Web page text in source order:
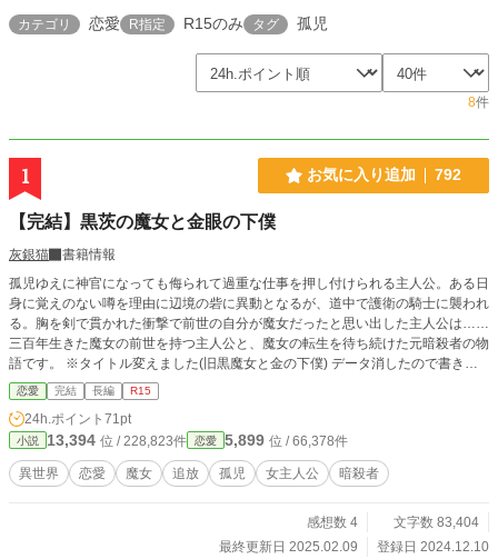
カテゴリ 恋愛 R指定 R15のみ タグ 孤児
8件
1 お気に入り追加 792
【完結】黒茨の魔女と金眼の下僕
灰銀猫
書籍情報
孤児ゆえに神官になっても侮られて過重な仕事を押し付けられる主人公。ある日
身に覚えのない噂を理由に辺境の砦に異動となるが、道中で護衛の騎士に襲われ
る。胸を剣で貫かれた衝撃で前世の自分が魔女だったと思い出した主人公は……
三百年生きた魔女の前世を持つ主人公と、魔女の転生を待ち続けた元暗殺者の物
語です。 ※タイトル変えました(旧黒魔女と金の下僕) データ消したので書き直
して投稿再開します。 ふんわり設定のご都合主義の話なので、広いお心でお読
みください。
恋愛 完結 長編 R15
24h.ポイント 71pt
小説 13,394 位 / 228,823件 恋愛 5,899 位 / 66,378件
異世界 恋愛 魔女 追放 孤児 女主人公 暗殺者
感想数 4
文字数 83,404
最終更新日 2025.02.09
登録日 2024.12.10